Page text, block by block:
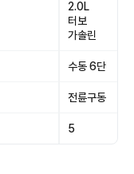
2.0L
터보
가솔린
수동 6단
전륜구동
5